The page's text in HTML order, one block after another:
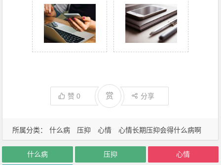
所属分类： 什么病 压抑 心情 心情长期压抑会得什么病啊
赞0 赏 分享
什么病 压抑 心情